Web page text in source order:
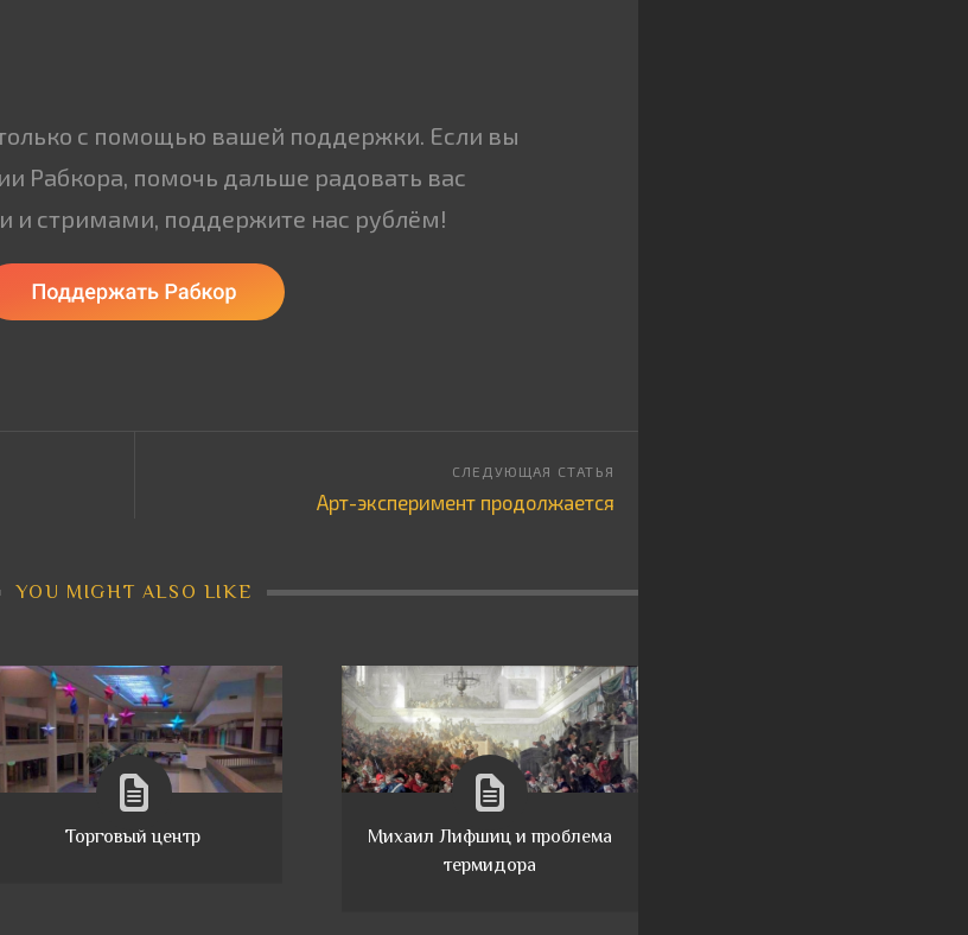
с помощью вашей поддержки. Если вы
Рабкора, помочь дальше радовать вас
и стримами, поддержите нас рублём!
Арт-эксперимент продолжается
YOU MIGHT ALSO LIKE
Торговый центр
Михаил Лифшиц и проблема
термидора